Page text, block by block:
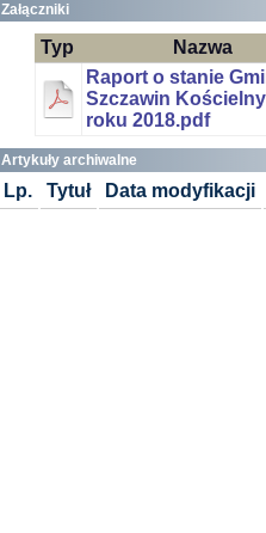
Załączniki
Typ Nazwa
Raport o stanie
Szczawin
roku 2018.pdf
Artykuły archiwalne
Lp. Tytuł Data modyfikacji